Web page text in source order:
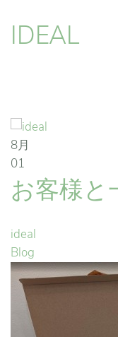
IDEAL
8月
01
お客様と
ideal
Blog